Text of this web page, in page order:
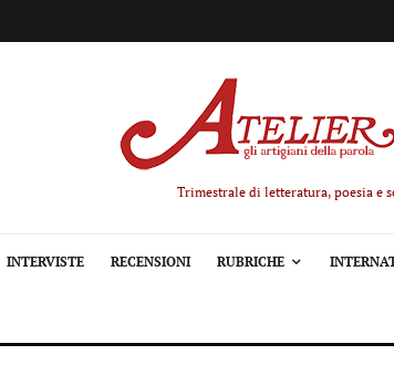
Trimestrale di letteratura, poesia e
INTERVISTE RECENSIONI RUBRICHE